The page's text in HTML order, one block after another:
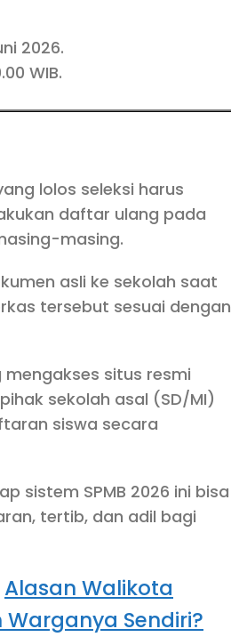
2026.
WIB.
lolos seleksi harus
daftar ulang pada
masing.
asli ke sekolah saat
tersebut sesuai dengan
situs resmi
sekolah asal (SD/MI)
siswa secara
sistem SPMB 2026 ini bisa
tertib, dan adil bagi
Alasan Walikota
Sendiri?